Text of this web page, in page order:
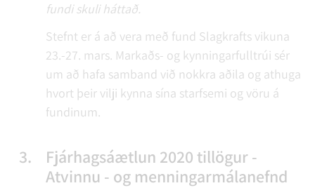
fundi skuli háttað.
Stefnt er á að vera með fund Slagkrafts vikuna
23.-27. mars. Markaðs- og kynningarfulltrúi sér
um að hafa samband við nokkra aðila og athuga
hvort þeir vilji kynna sína starfsemi og vöru á
fundinum.
3.
Fjárhagsáætlun 2020 tillögur -
Atvinnu - og menningarmálanefnd